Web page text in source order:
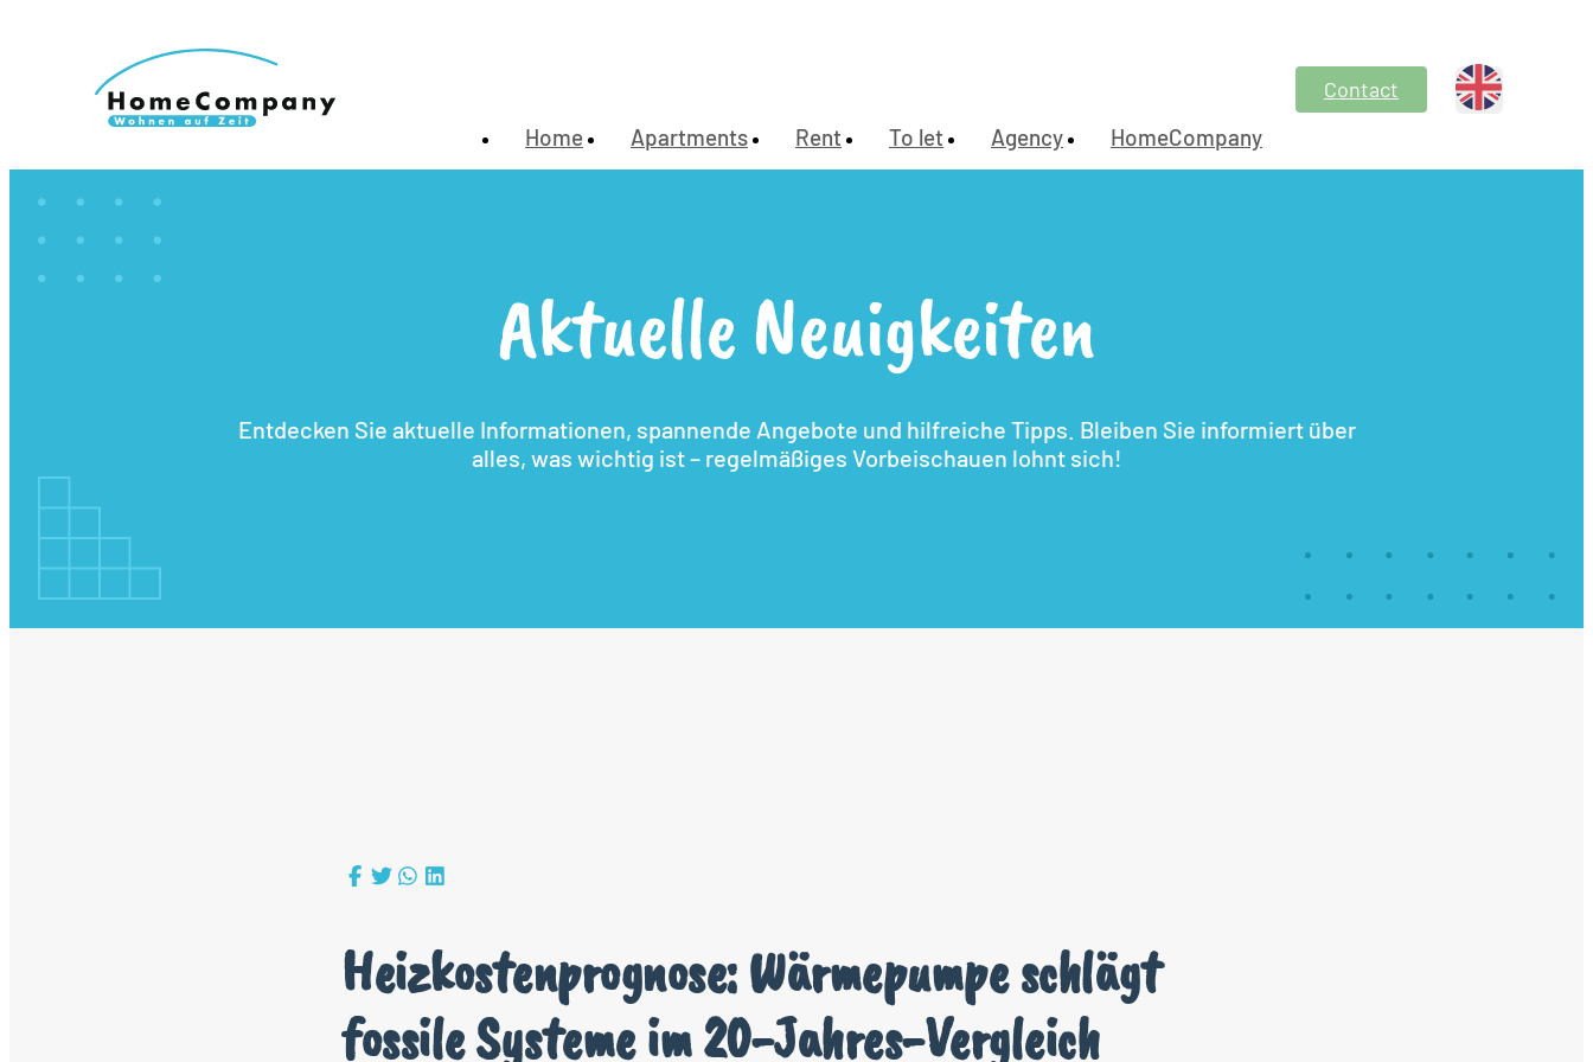
Home Apartments Rent To let Agency HomeCompany
Contact
Aktuelle Neuigkeiten
Entdecken Sie aktuelle Informationen, spannende Angebote und hilfreiche Tipps. Bleiben Sie informiert über
alles, was wichtig ist – regelmäßiges Vorbeischauen lohnt sich!
Heizkostenprognose: Wärmepumpe schlägt
fossile Systeme im 20-Jahres-Vergleich